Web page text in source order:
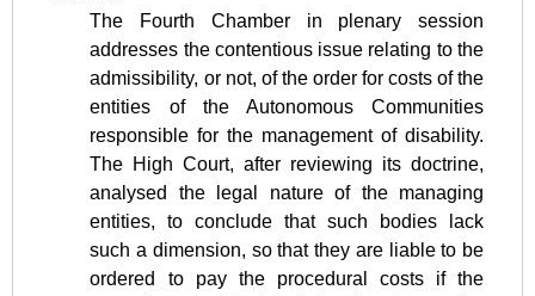
The Fourth Chamber in plenary session
addresses the contentious issue relating to the
admissibility, or not, of the order for costs of the
entities of the Autonomous Communities
responsible for the management of disability.
The High Court, after reviewing its doctrine,
analysed the legal nature of the managing
entities, to conclude that such bodies lack
such a dimension, so that they are liable to be
ordered to pay the procedural costs if the